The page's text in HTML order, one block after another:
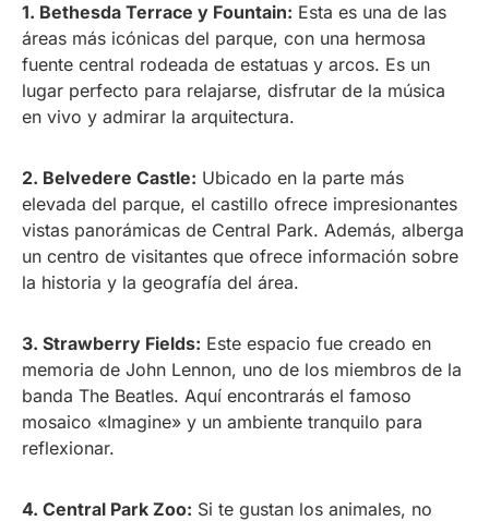
1. Bethesda Terrace y Fountain: Esta es una de las
áreas más icónicas del parque, con una hermosa
fuente central rodeada de estatuas y arcos. Es un
lugar perfecto para relajarse, disfrutar de la música
en vivo y admirar la arquitectura.
2. Belvedere Castle: Ubicado en la parte más
elevada del parque, el castillo ofrece impresionantes
vistas panorámicas de Central Park. Además, alberga
un centro de visitantes que ofrece información sobre
la historia y la geografía del área.
3. Strawberry Fields: Este espacio fue creado en
memoria de John Lennon, uno de los miembros de la
banda The Beatles. Aquí encontrarás el famoso
mosaico «Imagine» y un ambiente tranquilo para
reflexionar.
4. Central Park Zoo: Si te gustan los animales, no